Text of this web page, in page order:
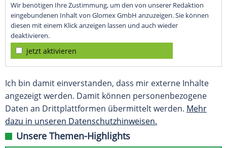
Wir benötigen Ihre Zustimmung, um den von unserer Redaktion
eingebundenen Inhalt von Glomex GmbH anzuzeigen. Sie können
diesen mit einem Klick anzeigen lassen und auch wieder
deaktivieren.
jetzt aktivieren
Ich bin damit einverstanden, dass mir externe Inhalte
angezeigt werden. Damit können personenbezogene
Daten an Drittplattformen übermittelt werden. Mehr
dazu in unseren Datenschutzhinweisen.
Unsere Themen-Highlights